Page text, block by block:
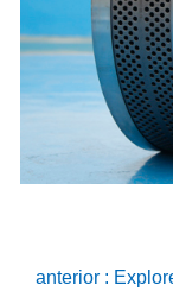
anterior :